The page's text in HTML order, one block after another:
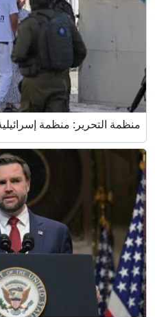
منظمة التحرير: منظمة